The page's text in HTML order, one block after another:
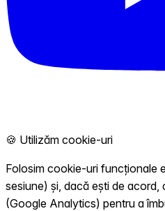
🍪 Utilizăm cookie-uri
Folosim cookie-uri funcționale
sesiune) și, dacă ești de
(Google Analytics) pentru a